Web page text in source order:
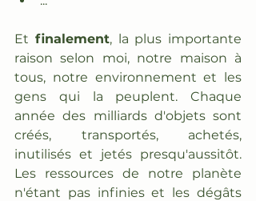
Et finalement, la plus importante
raison selon moi, notre maison à
tous, notre environnement et les
gens qui la peuplent. Chaque
année des milliards d'objets sont
créés, transportés, achetés,
inutilisés et jetés presqu'aussitôt.
Les ressources de notre planète
n'étant pas infinies et les dégâts